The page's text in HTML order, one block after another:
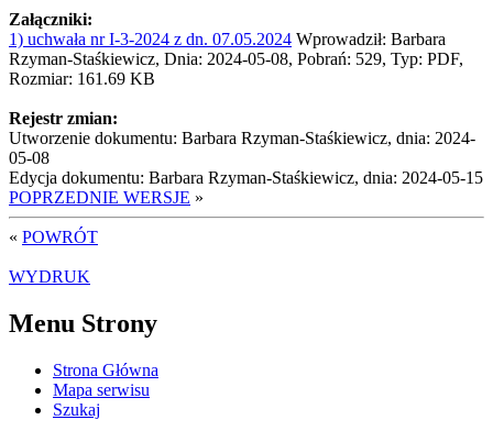
Załączniki:
1) uchwała nr I-3-2024 z dn. 07.05.2024 Wprowadził: Barbara
Rzyman-Staśkiewicz, Dnia: 2024-05-08, Pobrań: 529, Typ: PDF,
Rozmiar: 161.69 KB
Rejestr zmian:
Utworzenie dokumentu: Barbara Rzyman-Staśkiewicz, dnia: 2024-
05-08
Edycja dokumentu: Barbara Rzyman-Staśkiewicz, dnia: 2024-05-15
POPRZEDNIE WERSJE »
« POWRÓT
WYDRUK
Menu Strony
Strona Główna
Mapa serwisu
Szukaj